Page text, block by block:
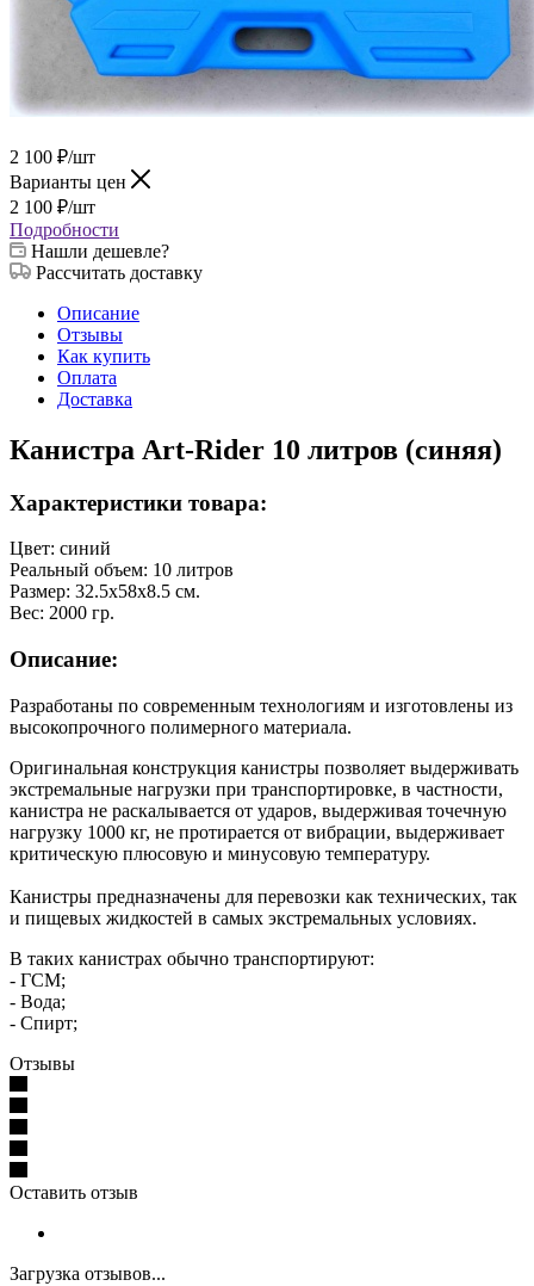
2 100 ₽/шт
Варианты цен
2 100 ₽/шт
Подробности
Нашли дешевле?
Рассчитать доставку
Описание
Отзывы
Как купить
Оплата
Доставка
Канистра Art-Rider 10 литров (синяя)
Характеристики товара:
Цвет: синий
Реальный объем: 10 литров
Размер: 32.5х58х8.5 см.
Вес: 2000 гр.
Описание:
Разработаны по современным технологиям и изготовлены из
высокопрочного полимерного материала.
Оригинальная конструкция канистры позволяет выдерживать
экстремальные нагрузки при транспортировке, в частности,
канистра не раскалывается от ударов, выдерживая точечную
нагрузку 1000 кг, не протирается от вибрации, выдерживает
критическую плюсовую и минусовую температуру.
Канистры предназначены для перевозки как технических, так
и пищевых жидкостей в самых экстремальных условиях.
В таких канистрах обычно транспортируют:
- ГСМ;
- Вода;
- Спирт;
Отзывы
Оставить отзыв
Загрузка отзывов...